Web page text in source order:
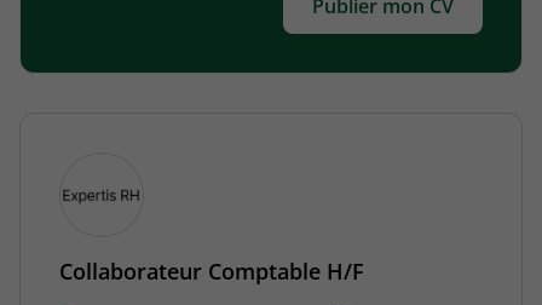
Publier mon CV
Collaborateur Comptable H/F